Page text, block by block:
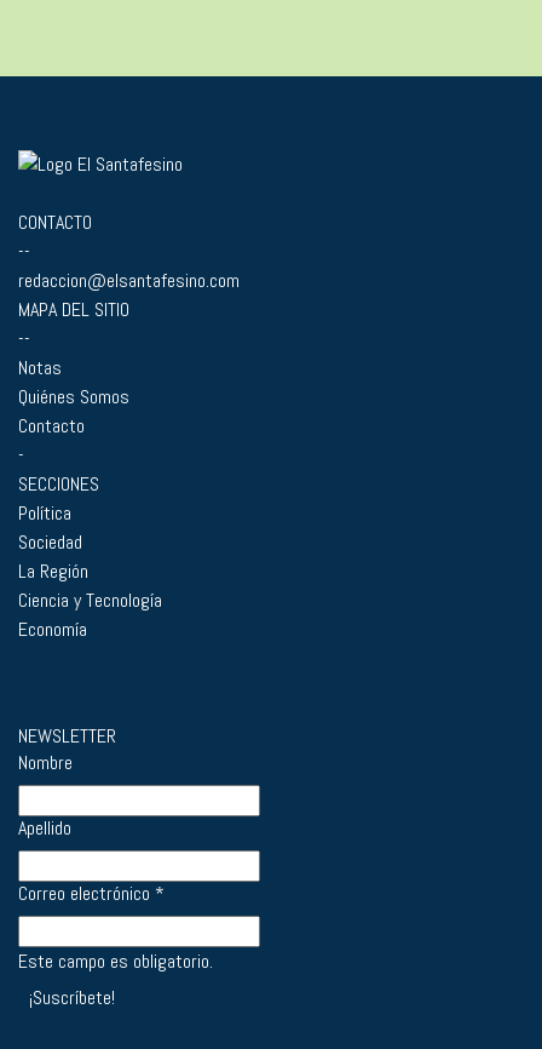
CONTACTO
--
redaccion@elsantafesino.com
MAPA DEL SITIO
--
Notas
Quiénes Somos
Contacto
-
SECCIONES
Política
Sociedad
La Región
Ciencia y Tecnología
Economía
NEWSLETTER
Nombre
Apellido
Correo electrónico *
Este campo es obligatorio.